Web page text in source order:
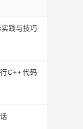
践与技巧
C++代码